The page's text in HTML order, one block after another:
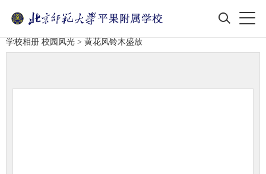
学校相册 校园风光 > 黄花风铃木盛放